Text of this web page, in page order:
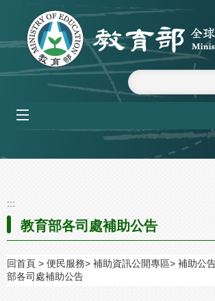
跳到主要內容區塊
:::
教育部各司處補助公告
回首頁 便民服務 補助資訊公開專區 補助公
部各司處補助公告